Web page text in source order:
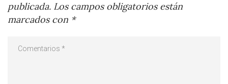
publicada. Los campos obligatorios están
marcados con *